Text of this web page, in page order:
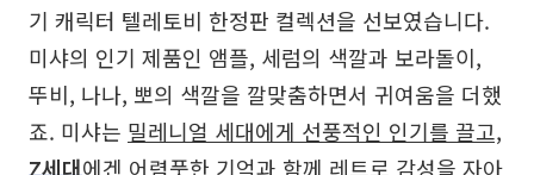
기 캐릭터 텔레토비 한정판 컬렉션을 선보였습니다.
미샤의 인기 제품인 앰플, 세럼의 색깔과 보라돌이,
뚜비, 나나, 뽀의 색깔을 깔맞춤하면서 귀여움을 더했
죠. 미샤는 밀레니얼 세대에게 선풍적인 인기를 끌고,
Z세대에겐 어렴풋한 기억과 함께 레트로 감성을 자아